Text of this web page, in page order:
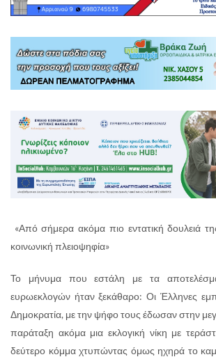
«Από σήμερα ακόμα πιο εντατική δουλειά
κοινωνική πλειοψηφία»
Το μήνυμα που εστάλη με τα
ευρωεκλογών ήταν ξεκάθαρο: Οι Έλληνες
Δημοκρατία, με την ψήφο τους έδωσαν στην
παράταξη ακόμα μια εκλογική νίκη με
δεύτερο κόμμα χτυπώντας όμως ηχηρά το